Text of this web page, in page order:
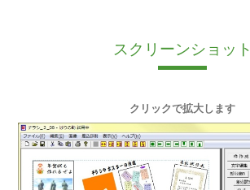
スクリーンショット
クリックで拡大します